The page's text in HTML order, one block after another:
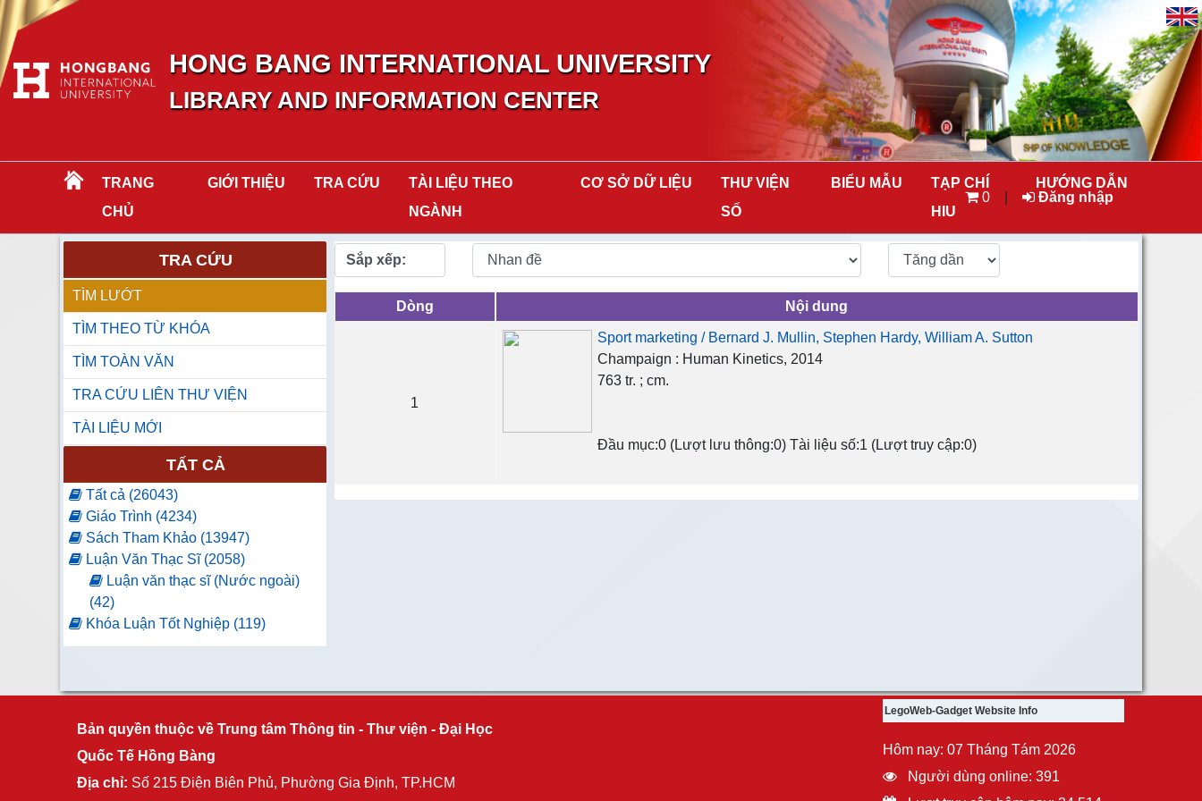
HONG BANG INTERNATIONAL UNIVERSITY
LIBRARY AND INFORMATION CENTER
TRANG
CHỦ
GIỚI THIỆU TRA CỨU
TÀI LIỆU THEO
NGÀNH
CƠ SỞ DỮ LIỆU
THƯ VIỆN
SỐ
BIỂU MẪU
TẠP CHÍ
HIU
HƯỚNG DẪN
0
Đăng nhập
TRA CỨU
TÌM LƯỚT
TÌM THEO TỪ KHÓA
TÌM TOÀN VĂN
TRA CỨU LIÊN THƯ VIỆN
TÀI LIỆU MỚI
TẤT CẢ
Tất cả (26043)
Giáo Trình (4234)
Sách Tham Khảo (13947)
Luận Văn Thạc Sĩ (2058)
Luận văn thạc sĩ (Nước ngoài)
(42)
Khóa Luận Tốt Nghiệp (119)
Luận Văn Tốt Nghiệp (61)
Luận án tiến sĩ (11)
Sách ngoại văn (4952)
Nhật Bản (2484)
Hàn Quốc (1866)
Sắp xếp:
Dòng Nội dung
1
Sport marketing / Bernard J. Mullin, Stephen Hardy, William A. Sutton
Champaign : Human Kinetics, 2014
763 tr. ; cm.
Đầu mục:0 (Lượt lưu thông:0) Tài liệu số:1 (Lượt truy cập:0)
Bản quyền thuộc về Trung tâm Thông tin - Thư viện - Đại Học
Quốc Tế Hồng Bàng
Địa chỉ: Số 215 Điện Biên Phủ, Phường Gia Định, TP.HCM
LegoWeb-Gadget Website Info
Hôm nay: 07 Tháng Tám 2026
Người dùng online: 391